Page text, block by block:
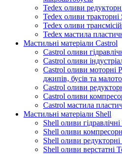
Tedex оливи
Tedex оливи
Tedex оливи
Tedex мастила
Мастильні матеріали Castrol
Castrol оливи
Castrol оливи
Castrol оливи моторні
джипів, бусів та
Castrol оливи
Castrol оливи
Castrol мастила
Мастильні матеріали Shell
Shell оливи
Shell оливи
Shell оливи редукторні
Shell оливи верстатні